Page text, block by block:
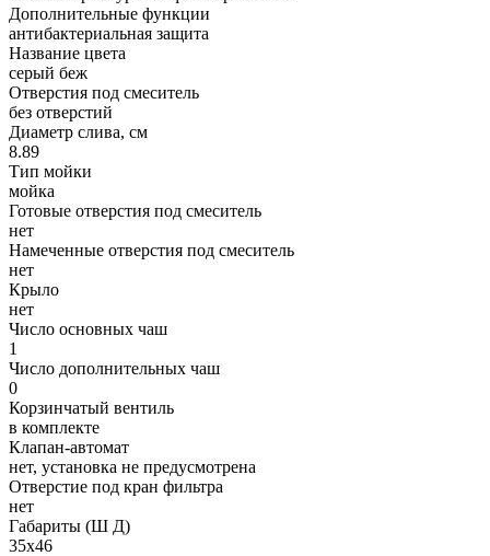
Дополнительные функции
антибактериальная защита
Название цвета
серый беж
Отверстия под смеситель
без отверстий
Диаметр слива, см
8.89
Тип мойки
мойка
Готовые отверстия под смеситель
нет
Намеченные отверстия под смеситель
нет
Крыло
нет
Число основных чаш
1
Число дополнительных чаш
0
Корзинчатый вентиль
в комплекте
Клапан-автомат
нет, установка не предусмотрена
Отверстие под кран фильтра
нет
Габариты (Ш Д)
35х46